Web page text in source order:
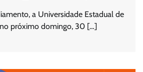
a Universidade Estadual de
próximo domingo, 30 […]